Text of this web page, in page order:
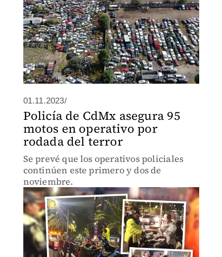
01.11.2023/
Policía de CdMx asegura 95
motos en operativo por
rodada del terror
Se prevé que los operativos policiales
continúen este primero y dos de
noviembre.